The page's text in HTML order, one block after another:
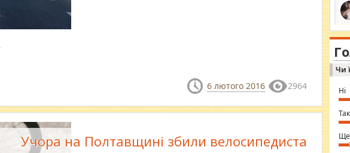
6 лютого 2016 2964
Учора на Полтавщині збили велосипедиста
за
ми
in
⇒
Чи
Ні
Так
Ще